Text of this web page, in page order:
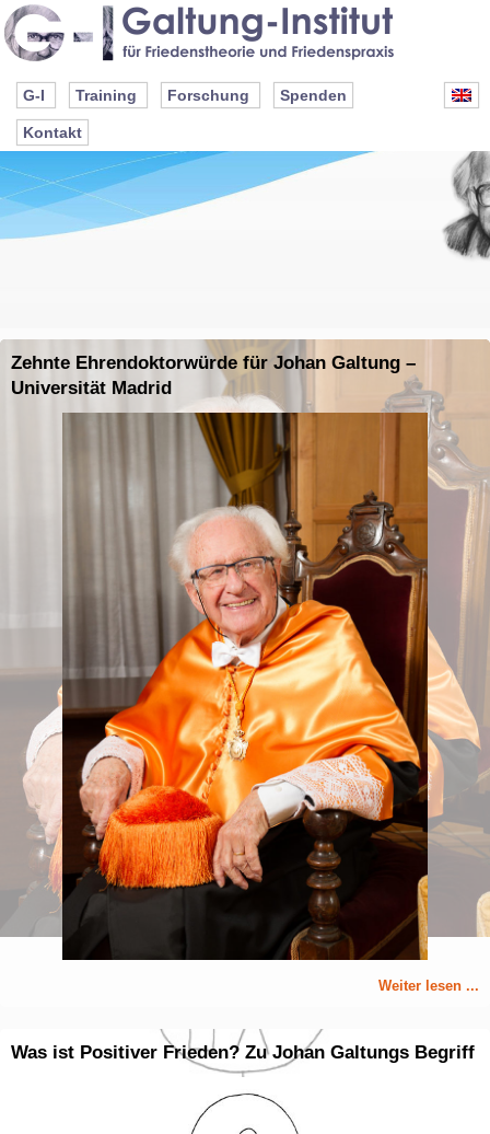
G-I Training Forschung Spenden
Kontakt
Zehnte Ehrendoktorwürde für Johan Galtung –
Universität Madrid
Weiter lesen ...
Was ist Positiver Frieden? Zu Johan Galtungs Begriff